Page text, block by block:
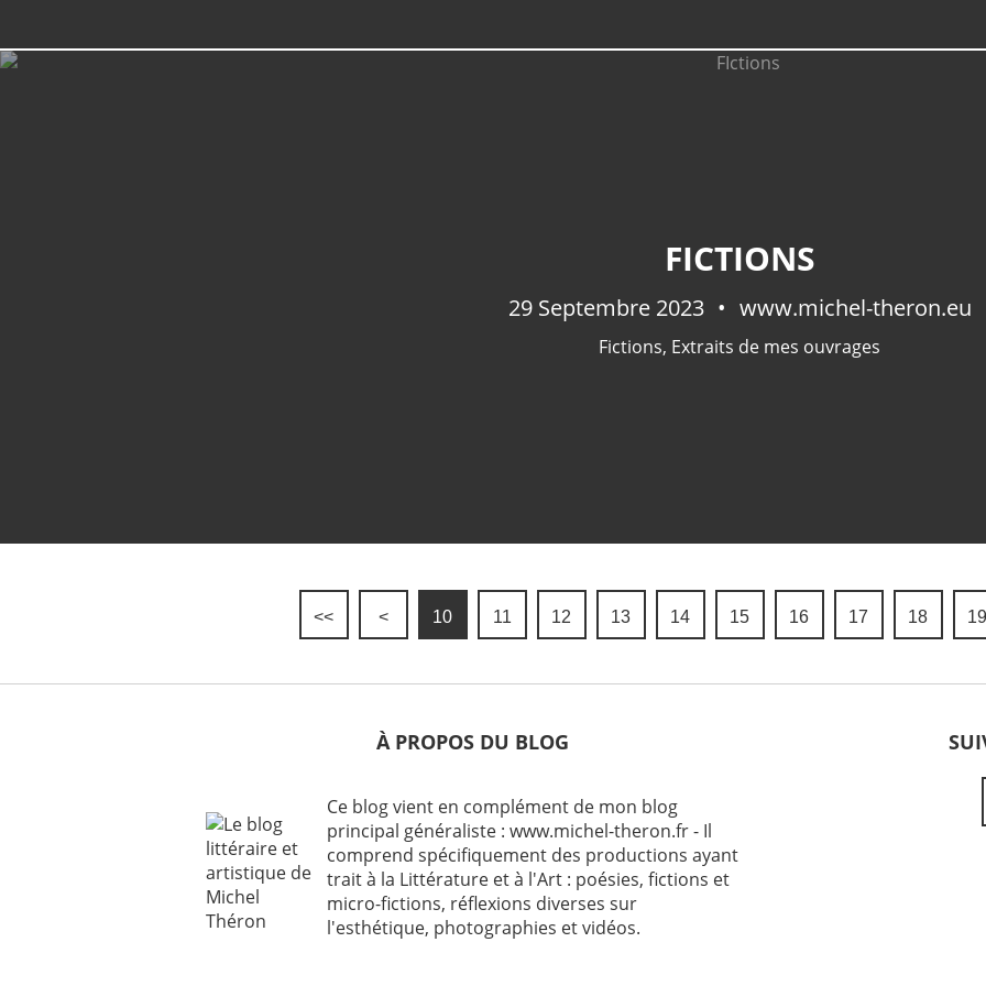
FICTIONS
29 Septembre 2023 www.michel-theron.eu
Fictions, Extraits de mes ouvrages
<< < 10 11 12 13 14 15 16 17 18 19
À PROPOS DU BLOG
Ce blog vient en complément de mon blog
principal généraliste : www.michel-theron.fr - Il
comprend spécifiquement des productions ayant
trait à la Littérature et à l'Art : poésies, fictions et
micro-fictions, réflexions diverses sur
l'esthétique, photographies et vidéos.